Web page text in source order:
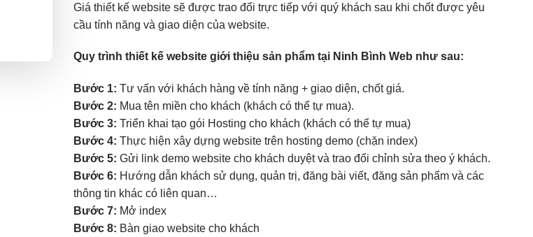
Giá thiết kế website sẽ được trao đổi trực tiếp với quý khách sau khi chốt được yêu
cầu tính năng và giao diện của website.
Quy trình thiết kế website giới thiệu sản phẩm tại Ninh Bình Web như sau:
Bước 1: Tư vấn với khách hàng về tính năng + giao diện, chốt giá.
Bước 2: Mua tên miền cho khách (khách có thể tự mua).
Bước 3: Triển khai tạo gói Hosting cho khách (khách có thể tự mua)
Bước 4: Thực hiện xây dựng website trên hosting demo (chặn index)
Bước 5: Gửi link demo website cho khách duyệt và trao đổi chỉnh sửa theo ý khách.
Bước 6: Hướng dẫn khách sử dụng, quản trị, đăng bài viết, đăng sản phẩm và các
thông tin khác có liên quan…
Bước 7: Mở index
Bước 8: Bàn giao website cho khách